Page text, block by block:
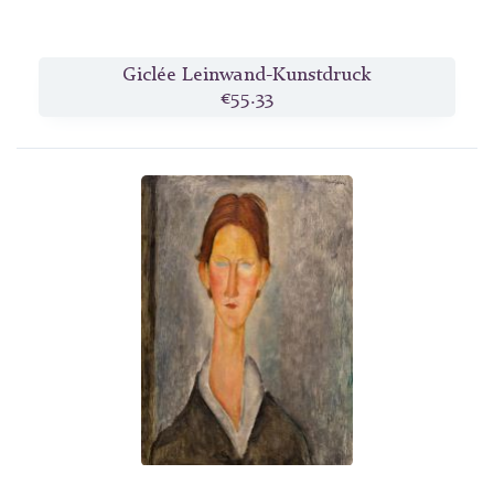
Giclée Leinwand-Kunstdruck
€55.33